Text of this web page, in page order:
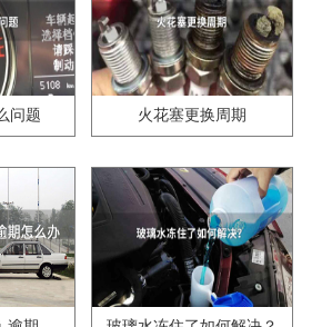
问题 火花塞更换周期